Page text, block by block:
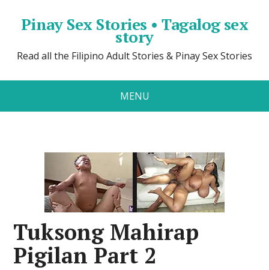
Pinay Sex Stories • Tagalog sex
story
Read all the Filipino Adult Stories & Pinay Sex Stories
MENU
Tuksong Mahirap
Pigilan Part 2